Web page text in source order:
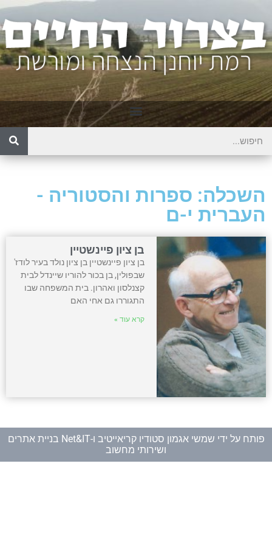
השכלה: ספרות והסטוריה -
העברית י-ם
בן ציון פיינשטיין
בן ציון פיינשטיין בן ציון נולד בעיר לודז'
שבפולין, בן בכור להוריו שיינדל לבית
קצנלסון ואהרון. בית המשפחה שבו
התגוררו גם אחי האם
קרא עוד »
פותח על ידי שמשי אגמון סטודיו קריאייטיב ו-
Net&IT בניית אתרים
ושירותי מחשוב